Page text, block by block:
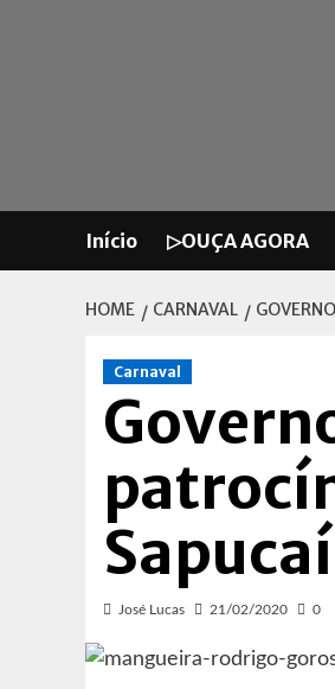
Início ▷OUÇA AGORA
HOME CARNAVAL
Carnaval
Sapucaí
José Lucas 21/02/2020 0